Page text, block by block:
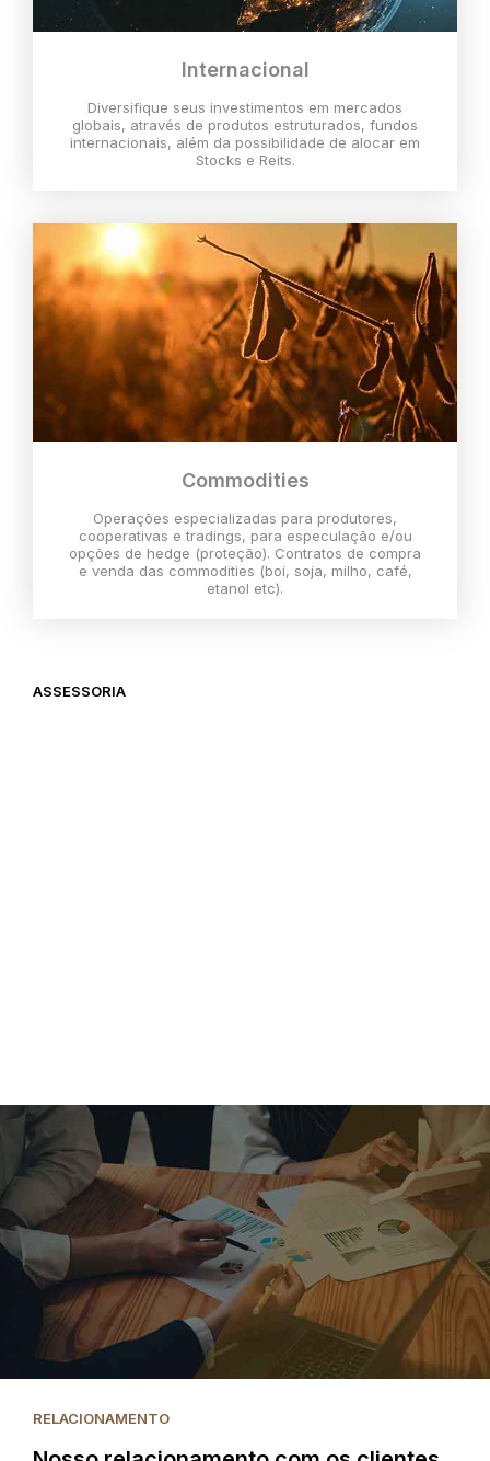
Internacional
Diversifique seus investimentos em mercados
globais, através de produtos estruturados, fundos
internacionais, além da possibilidade de alocar em
Stocks e Reits.
Commodities
Operações especializadas para produtores,
cooperativas e tradings, para especulação e/ou
opções de hedge (proteção). Contratos de compra
e venda das commodities (boi, soja, milho, café,
etanol etc).
ASSESSORIA
RELACIONAMENTO